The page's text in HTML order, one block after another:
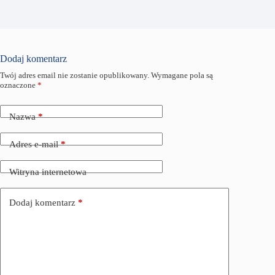
Dodaj komentarz
Twój adres email nie zostanie opublikowany. Wymagane pola są
oznaczone *
Nazwa*
Adres e-mail*
Witryna internetowa
Dodaj komentarz *